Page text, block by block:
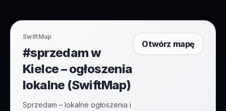
SwiftMap
#sprzedam w
Kielce – ogłoszenia
lokalne (SwiftMap)
Sprzedam – lokalne ogłoszenia i
Otwórz mapę